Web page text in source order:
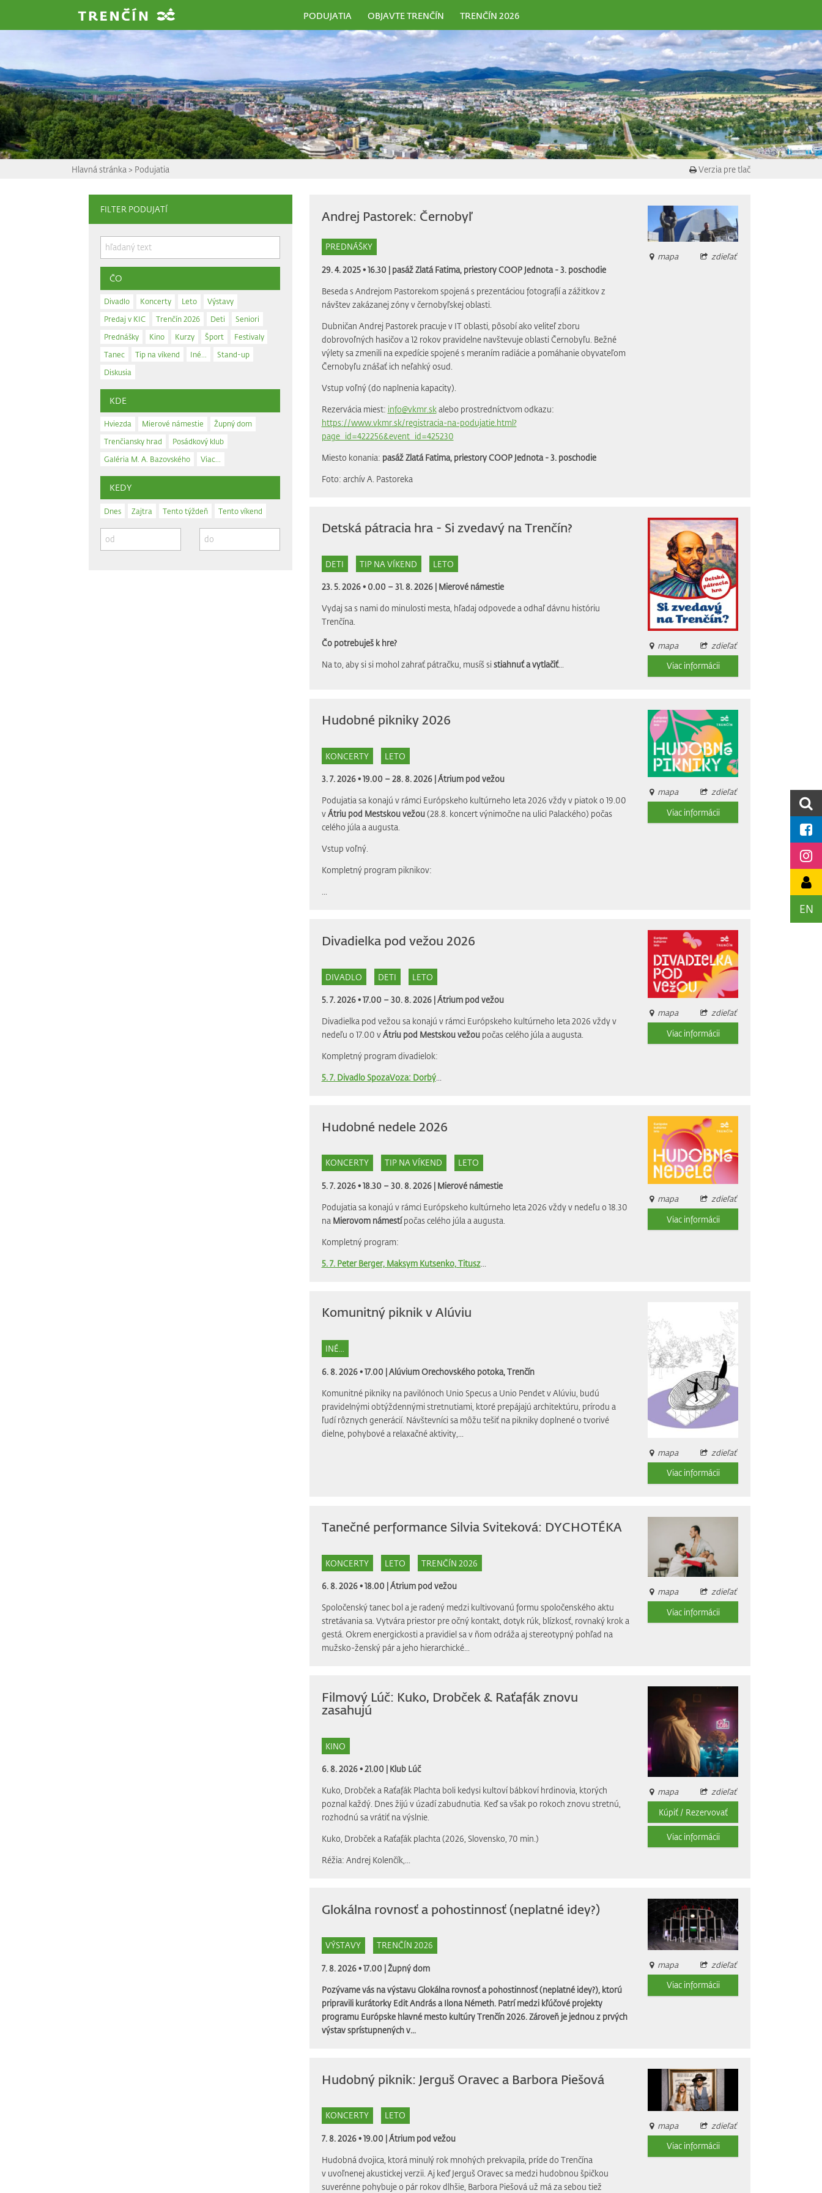
EN
PODUJATIA OBJAVTE TRENČÍN TRENČÍN 2026
Hlavná stránka > Podujatia Verzia pre tlač
FILTER PODUJATÍ
ČO
Divadlo Koncerty Leto
Výstavy
Predaj v KIC
Trenčín 2026 Deti
Seniori
Prednášky
Kino Kurzy Šport
Festivaly
Tanec
Tip na víkend Iné...
Stand-up
Diskusia
KDE
Hviezda Mierové námestie
Župný dom
Trenčiansky hrad
Posádkový klub
Galéria M. A. Bazovského
Viac...
KEDY
Dnes Zajtra Tento týždeň Tento víkend
Andrej Pastorek: Černobyľ
PREDNÁŠKY
29. 4. 2025 • 16.30 | pasáž Zlatá Fatima, priestory COOP Jednota - 3. poschodie
Beseda s Andrejom Pastorekom spojená s prezentáciou fotografií a zážitkov z
návštev zakázanej zóny v černobyľskej oblasti.
Dubničan Andrej Pastorek pracuje v IT oblasti, pôsobí ako veliteľ zboru
dobrovoľných hasičov a 12 rokov pravidelne navštevuje oblasti Černobyľu. Bežné
výlety sa zmenili na expedície spojené s meraním radiácie a pomáhanie obyvateľom
Černobyľu znášať ich neľahký osud.
Vstup voľný (do naplnenia kapacity).
Rezervácia miest: info@vkmr.skalebo prostredníctvom odkazu:
https://www.vkmr.sk/registracia-na-podujatie.html?
page_id=422256&event_id=425230
Miesto konania: pasáž Zlatá Fatima, priestory COOP Jednota - 3. poschodie
Foto: archív A. Pastoreka
mapa zdieľať
Detská pátracia hra - Si zvedavý na Trenčín?
DETI TIP NA VÍKEND LETO
23. 5. 2026 • 0.00 – 31. 8. 2026 | Mierové námestie
Vydaj sa s nami do minulosti mesta, hľadaj odpovede a odhaľ dávnu históriu
Trenčína.
Čo potrebuješ k hre?
Na to, aby si si mohol zahrať pátračku, musíš sistiahnuť a vytlačiť...
mapa
zdieľať
Viac informácii
Hudobné pikniky 2026
KONCERTY LETO
3. 7. 2026 • 19.00 – 28. 8. 2026 |Átrium pod vežou
Podujatia sa konajú v rámci Európskeho kultúrneho leta 2026 vždy v piatok o 19.00
vÁtriu pod Mestskou vežou(28.8. koncert výnimočne na ulici Palackého) počas
celého júla a augusta.
Vstup voľný.
Kompletný program piknikov:
mapa
zdieľať
Viac informácii
Divadielka pod vežou 2026
DIVADLO DETI LETO
5. 7. 2026 • 17.00 – 30. 8. 2026 |Átrium pod vežou
Divadielka pod vežou sa konajú v rámci Európskeho kultúrneho leta 2026 vždy v
nedeľu o 17.00 vÁtriu pod Mestskou vežoupočas celého júla a augusta.
Kompletný program divadielok:
5. 7. Divadlo SpozaVoza: Dorbý...
mapa
zdieľať
Viac informácii
Hudobné nedele 2026
KONCERTY TIP NA VÍKEND LETO
5. 7. 2026 • 18.30 – 30. 8. 2026 | Mierové námestie
Podujatia sa konajú v rámci Európskeho kultúrneho leta 2026 vždy v nedeľu o 18.30
na Mierovom námestípočas celého júla a augusta.
Kompletný program:
5. 7. Peter Berger, Maksym Kutsenko, Titusz...
mapa
zdieľať
Viac informácii
Komunitný piknik v Alúviu
INÉ...
6. 8. 2026 • 17.00 |Alúvium Orechovského potoka, Trenčín
Komunitné pikniky na pavilónoch Unio Specus a Unio Pendet v Alúviu, budú
pravidelnými obtýždennými stretnutiami, ktoré prepájajú architektúru, prírodu a
ľudí rôznych generácií. Návštevníci sa môžu tešiť na pikniky doplnené o tvorivé
dielne, pohybové a relaxačné aktivity,...
mapa
zdieľať
Viac informácii
Tanečné performance Silvia Sviteková: DYCHOTÉKA
KONCERTY LETO TRENČÍN 2026
6. 8. 2026 • 18.00 | Átrium pod vežou
Spoločenský tanec bol a je radený medzi kultivovanú formu spoločenského aktu
stretávania sa. Vytvára priestor pre očný kontakt, dotyk rúk, blízkosť, rovnaký krok a
gestá. Okrem energickosti a pravidiel sa v ňom odráža aj stereotypný pohľad na
mužsko-ženský pár a jeho hierarchické...
mapa
zdieľať
Viac informácii
Filmový Lúč: Kuko, Drobček & Raťafák znovu
zasahujú
KINO
6. 8. 2026 • 21.00 | Klub Lúč
Kuko, Drobček a Raťafák Plachta boli kedysi kultoví bábkoví hrdinovia, ktorých
poznal každý. Dnes žijú v úzadí zabudnutia. Keď sa však po rokoch znovu stretnú,
rozhodnú sa vrátiť na výslnie.
Kuko, Drobček a Raťafák plachta (2026, Slovensko, 70 min.)
Réžia: Andrej Kolenčík,...
mapa
zdieľať
Kúpiť / Rezervovať
Viac informácii
Glokálna rovnosť a pohostinnosť (neplatné idey?)
VÝSTAVY TRENČÍN 2026
7. 8. 2026 • 17.00 |Župný dom
Pozývame vás na výstavu Glokálna rovnosť a pohostinnosť (neplatné idey?), ktorú
pripravili kurátorky Edit András a Ilona Németh. Patrí medzi kľúčové projekty
programu Európske hlavné mesto kultúry Trenčín 2026. Zároveň je jednou z prvých
výstav sprístupnených v...
mapa
zdieľať
Viac informácii
Hudobný piknik: Jerguš Oravec a Barbora Piešová
KONCERTY LETO
7. 8. 2026 • 19.00 |Átrium pod vežou
Hudobná dvojica, ktorá minulý rok mnohých prekvapila, príde do Trenčína
v uvoľnenej akustickej verzii. Aj keď Jerguš Oravec sa medzi hudobnou špičkou
suverénne pohybuje o pár rokov dlhšie, Barbora Piešová už má za sebou tiež
mapa
zdieľať
Viac informácii